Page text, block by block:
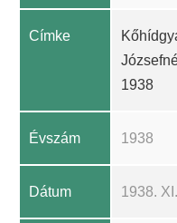
Címke
1938
Évszám 1938
Dátum 1938.